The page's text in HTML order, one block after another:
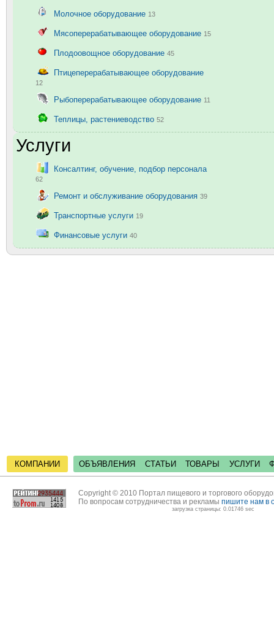
Молочное оборудование 13
Мясоперерабатывающее оборудование 15
Плодоовощное оборудование 45
Птицеперерабатывающее оборудование
12
Рыбоперерабатывающее оборудование 11
Теплицы, растениеводство 52
Услуги
Консалтинг, обучение, подбор персонала
62
Ремонт и обслуживание оборудования 39
Транспортные услуги 19
Финансовые услуги 40
КОМПАНИИ ОБЪЯВЛЕНИЯ СТАТЬИ ТОВАРЫ УСЛУГИ
Copyright © 2010 Портал пищевого и торгового
По вопросам сотрудничества и рекламы пишите нам в
загрузка страницы: 0.01746 sec